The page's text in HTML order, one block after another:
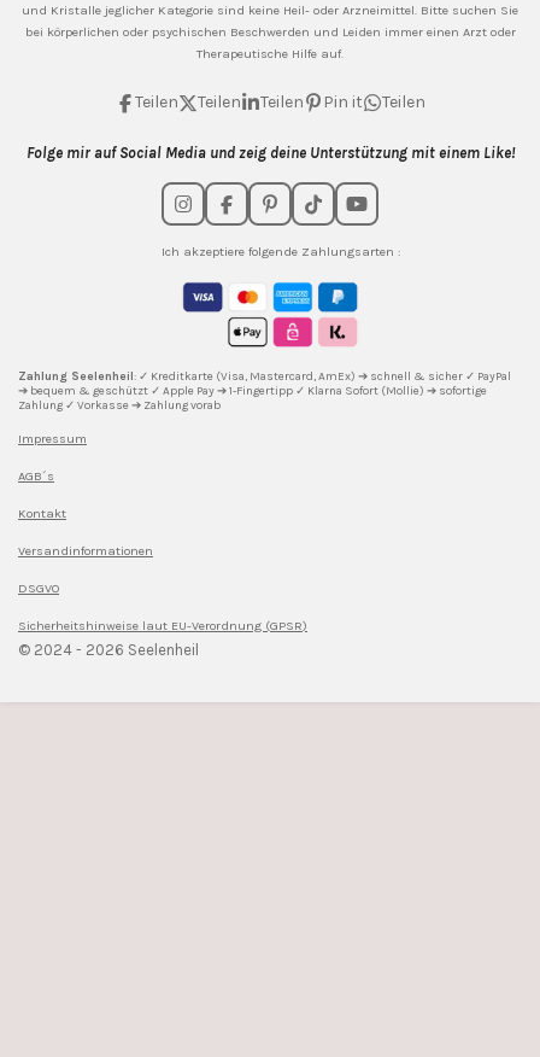
und Kristalle jeglicher Kategorie sind keine Heil- oder Arzneimittel. Bitte suchen Sie
bei körperlichen oder psychischen Beschwerden und Leiden immer einen Arzt oder
Therapeutische Hilfe auf.
Teilen Teilen Teilen Pin it Teilen
Folge mir auf Social Media und zeig deine Unterstützung mit einem Like!
I
n
s
a
g
F
a
c
o
o
k
P
i
n
e
r
e
s
T
i
k
o
k
Y
o
u
u
b
Ich akzeptiere folgende Zahlungsarten :
Zahlung Seelenheil: ✓ Kreditkarte (Visa, Mastercard, AmEx) ➔ schnell & sicher ✓ PayPal
➔ bequem & geschützt ✓ Apple Pay ➔ 1-Fingertipp ✓ Klarna Sofort (Mollie) ➔ sofortige
Zahlung ✓ Vorkasse ➔ Zahlung vorab
Impressum
AGB´s
Kontakt
Versandinformationen
DSGVO
Sicherheitshinweise laut EU-Verordnung (GPSR)
© 2024 - 2026 Seelenheil